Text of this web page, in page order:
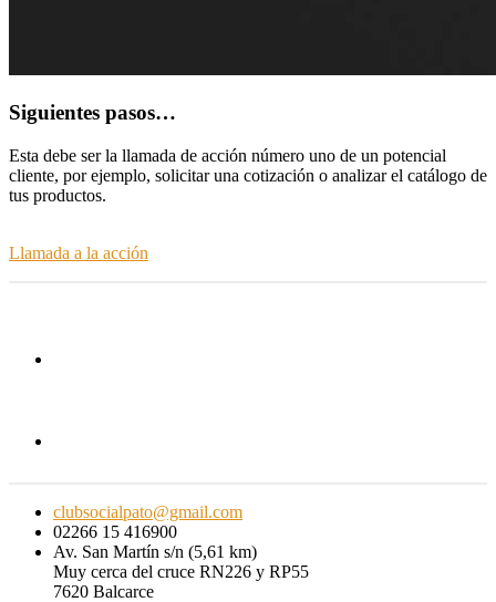
Siguientes pasos…
Esta debe ser la llamada de acción número uno de un potencial
cliente, por ejemplo, solicitar una cotización o analizar el catálogo de
tus productos.
Llamada a la acción
clubsocialpato@gmail.com
02266 15 416900
Av. San Martín s/n (5,61 km)
Muy cerca del cruce RN226 y RP55
7620 Balcarce